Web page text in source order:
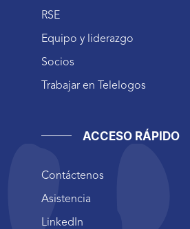
RSE
Equipo y liderazgo
Socios
Trabajar en Telelogos
ACCESO RÁPIDO
Contáctenos
Asistencia
LinkedIn